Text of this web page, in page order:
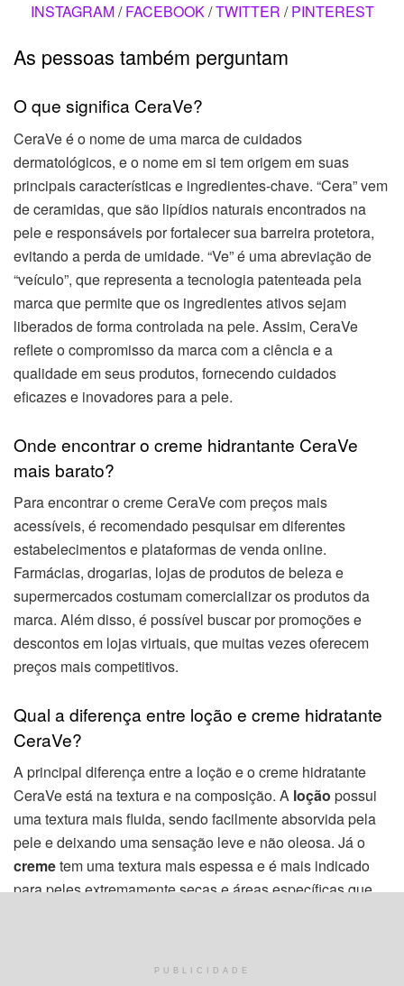
INSTAGRAM/FACEBOOK/TWITTER /PINTEREST
As pessoas também perguntam
O que significa CeraVe?
CeraVe é o nome de uma marca de cuidados
dermatológicos, e o nome em si tem origem em suas
principais características e ingredientes-chave. “Cera” vem
de ceramidas, que são lipídios naturais encontrados na
pele e responsáveis por fortalecer sua barreira protetora,
evitando a perda de umidade. “Ve” é uma abreviação de
“veículo”, que representa a tecnologia patenteada pela
marca que permite que os ingredientes ativos sejam
liberados de forma controlada na pele. Assim, CeraVe
reflete o compromisso da marca com a ciência e a
qualidade em seus produtos, fornecendo cuidados
eficazes e inovadores para a pele.
Onde encontrar o creme hidrantante CeraVe
mais barato?
Para encontrar o creme CeraVe com preços mais
acessíveis, é recomendado pesquisar em diferentes
estabelecimentos e plataformas de venda online.
Farmácias, drogarias, lojas de produtos de beleza e
supermercados costumam comercializar os produtos da
marca. Além disso, é possível buscar por promoções e
descontos em lojas virtuais, que muitas vezes oferecem
preços mais competitivos.
Qual a diferença entre loção e creme hidratante
CeraVe?
A principal diferença entre a loção e o creme hidratante
CeraVe está na textura e na composição. A loção possui
uma textura mais fluida, sendo facilmente absorvida pela
pele e deixando uma sensação leve e não oleosa. Já o
cremetem uma textura mais espessa e é mais indicado
para peles extremamente secas e áreas específicas que
PUBLICIDADE